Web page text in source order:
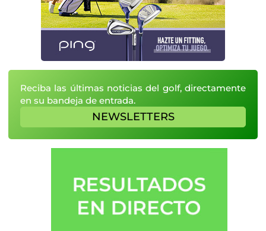
Reciba las últimas noticias del golf, directamente
en su bandeja de entrada.
NEWSLETTERS